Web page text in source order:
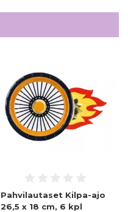
Pahvilautaset Kilpa-ajo
26,5 x 18 cm, 6 kpl